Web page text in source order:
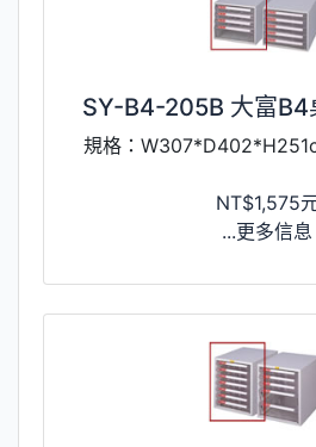
SY-B4-205B 大富B4
規格：
NT$1,575
...更多信息